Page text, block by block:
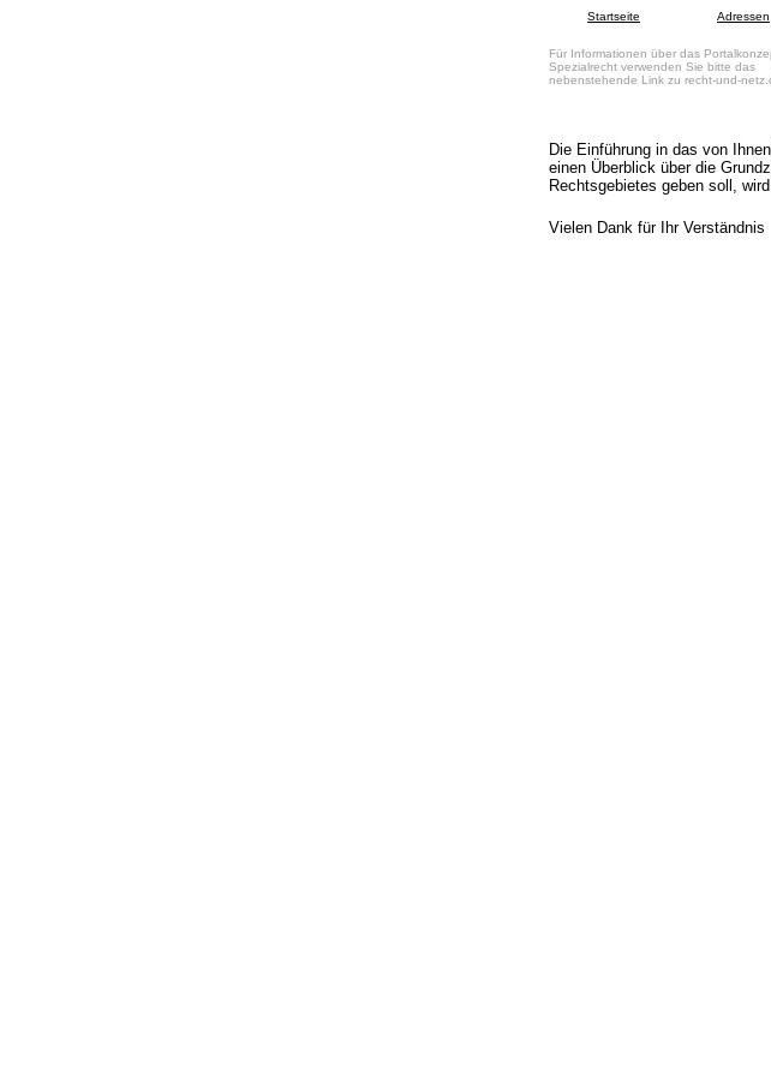
Startseite Adressen
Für Informationen über das
Spezialrecht verwenden Sie bitte das
nebenstehende Link zu recht-und-
Die Einführung in das von
einen Überblick über die
Rechtsgebietes geben soll,
Vielen Dank für Ihr Verständnis